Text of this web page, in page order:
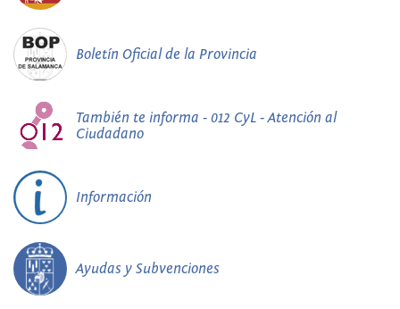
Boletín Oficial de la Provincia
También te informa - 012 CyL - Atención al
Ciudadano
Información
Ayudas y Subvenciones